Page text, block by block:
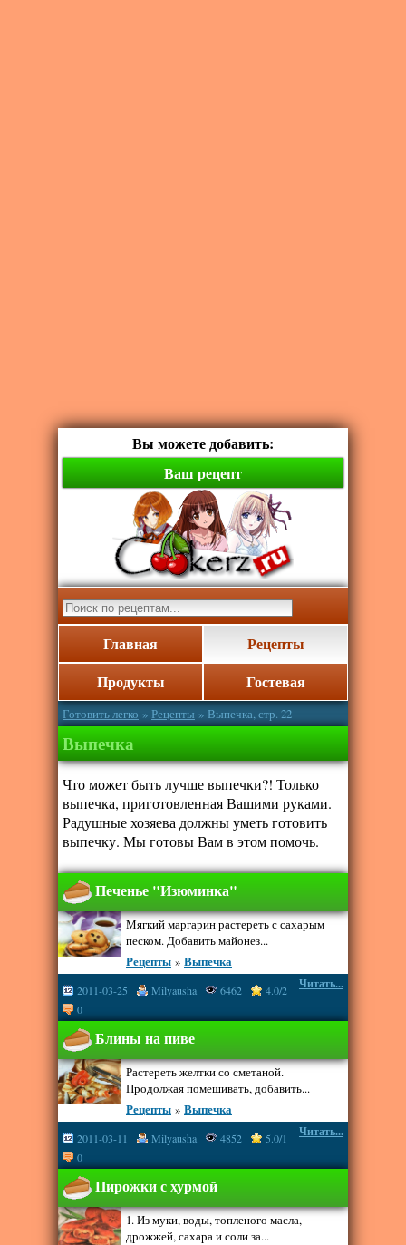
Вы можете добавить:
Ваш рецепт
Главная
Рецепты
Продукты
Гостевая
Готовить легко » Рецепты » Выпечка, стр. 22
Выпечка
Что может быть лучше выпечки?! Только
выпечка, приготовленная Вашими руками.
Радушные хозяева должны уметь готовить
выпечку. Мы готовы Вам в этом помочь.
Печенье "Изюминка"
Мягкий маргарин растереть с сахарым
песком. Добавить майонез...
Рецепты » Выпечка
Читать...
2011-03-25 Milyausha 6462
4.0/2
0
Блины на пиве
Растереть желтки со сметаной.
Продолжая помешивать, добавить...
Рецепты » Выпечка
Читать...
2011-03-11 Milyausha 4852
5.0/1
0
Пирожки с хурмой
1. Из муки, воды, топленого масла,
дрожжей, сахара и соли за...